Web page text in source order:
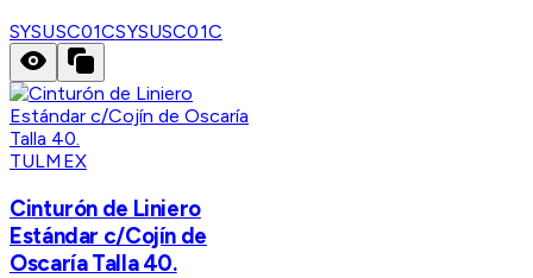
SYSUSC01CSYSUSC01C
TULMEX
Cinturón de Liniero
Estándar c/Cojín de
Oscaría Talla 40.